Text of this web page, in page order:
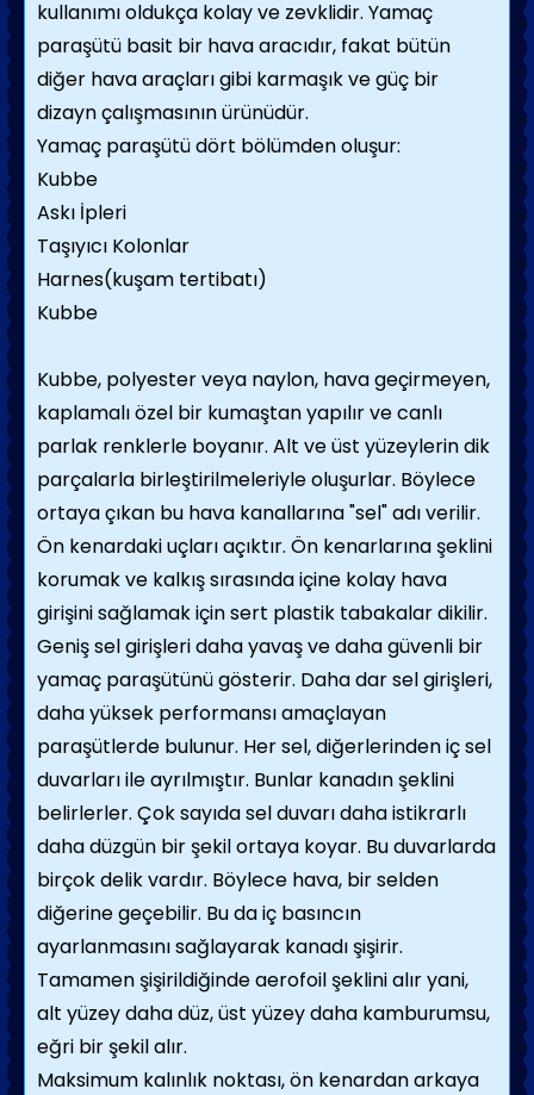
kullanımı oldukça kolay ve zevklidir. Yamaç
paraşütü basit bir hava aracıdır, fakat bütün
diğer hava araçları gibi karmaşık ve güç bir
dizayn çalışmasının ürünüdür.
Yamaç paraşütü dört bölümden oluşur:
Kubbe
Askı İpleri
Taşıyıcı Kolonlar
Harnes(kuşam tertibatı)
Kubbe
Kubbe, polyester veya naylon, hava geçirmeyen,
kaplamalı özel bir kumaştan yapılır ve canlı
parlak renklerle boyanır. Alt ve üst yüzeylerin dik
parçalarla birleştirilmeleriyle oluşurlar. Böylece
ortaya çıkan bu hava kanallarına "sel" adı verilir.
Ön kenardaki uçları açıktır. Ön kenarlarına şeklini
korumak ve kalkış sırasında içine kolay hava
girişini sağlamak için sert plastik tabakalar dikilir.
Geniş sel girişleri daha yavaş ve daha güvenli bir
yamaç paraşütünü gösterir. Daha dar sel girişleri,
daha yüksek performansı amaçlayan
paraşütlerde bulunur. Her sel, diğerlerinden iç sel
duvarları ile ayrılmıştır. Bunlar kanadın şeklini
belirlerler. Çok sayıda sel duvarı daha istikrarlı
daha düzgün bir şekil ortaya koyar. Bu duvarlarda
birçok delik vardır. Böylece hava, bir selden
diğerine geçebilir. Bu da iç basıncın
ayarlanmasını sağlayarak kanadı şişirir.
Tamamen şişirildiğinde aerofoil şeklini alır yani,
alt yüzey daha düz, üst yüzey daha kamburumsu,
eğri bir şekil alır.
Maksimum kalınlık noktası, ön kenardan arkaya